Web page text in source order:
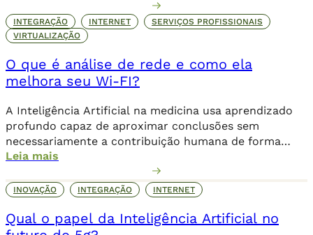
INTEGRAÇÃO INTERNET
SERVIÇOS PROFISSIONAIS
VIRTUALIZAÇÃO
O que é análise de rede e como ela
melhora seu Wi-FI?
A Inteligência Artificial na medicina usa aprendizado
profundo capaz de aproximar conclusões sem
necessariamente a contribuição humana de forma
direta.
Leia mais
INOVAÇÃO INTEGRAÇÃO INTERNET
Qual o papel da Inteligência Artificial no